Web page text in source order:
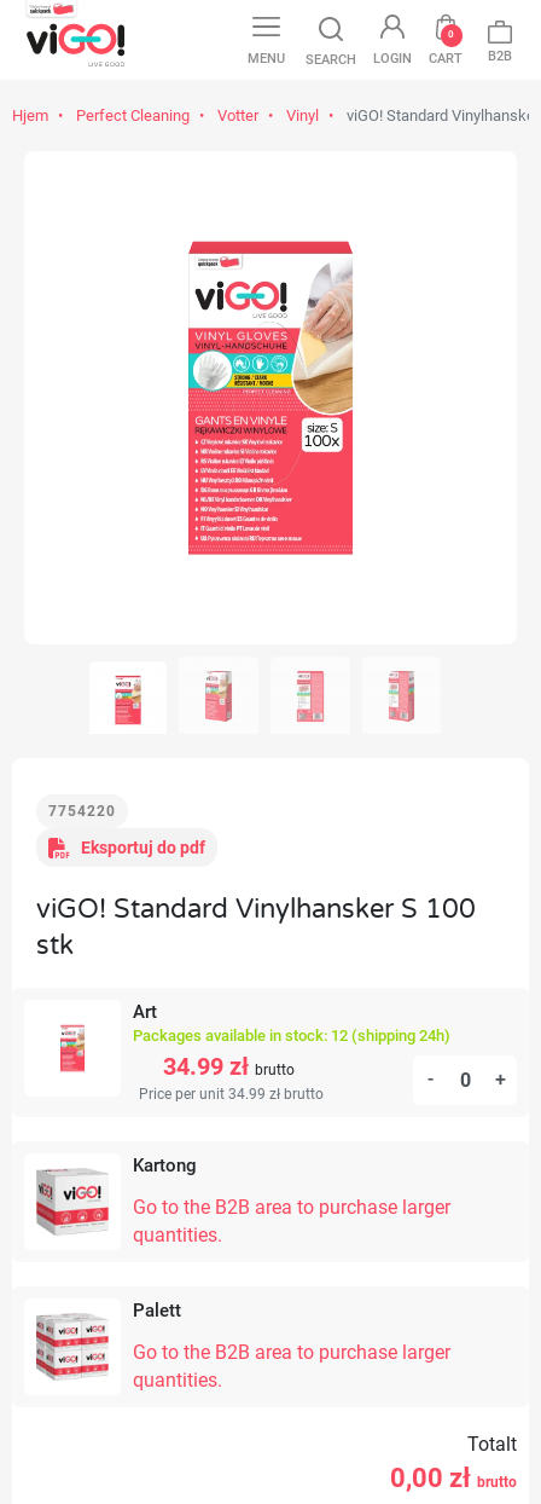
MENU SEARCH LOGIN CART
0
B2B
Hjem Perfect Cleaning Votter Vinyl viGO! Standard
7754220
Eksportuj do pdf
viGO! Standard Vinylhansker S 100
stk
Art
Packages available in stock: 12 (shipping 24h)
34.99 zł brutto
Price per unit 34.99 zł brutto
- +
Kartong
Go to the B2B area to purchase larger
quantities.
Palett
Go to the B2B area to purchase larger
quantities.
Totalt
0,00 zł brutto